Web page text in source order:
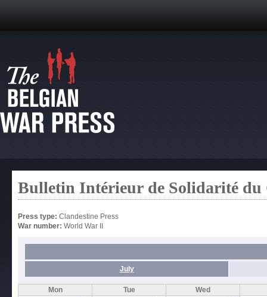
Bulletin Intérieur de Solidarité du
Press type: Clandestine Press
War number: World War II
July
Mon Tue
Wed